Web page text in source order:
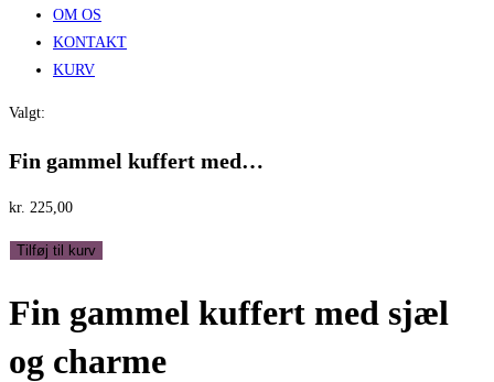
OM OS
KONTAKT
KURV
Valgt:
Fin gammel kuffert med…
kr. 225,00
Fin
kuffert
sjæl
Tilføj til kurv
Fin gammel kuffert med sjæl
og charme